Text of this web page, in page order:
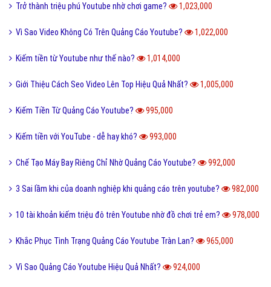
Trở thành triệu phú Youtube nhờ chơi game? 1,023,000
Vì Sao Video Không Có Trên Quảng Cáo Youtube? 1,022,000
Kiếm tiền từ Youtube như thế nào? 1,014,000
Giới Thiệu Cách Seo Video Lên Top Hiệu Quả Nhất? 1,005,000
Kiếm Tiền Từ Quảng Cáo Youtube? 995,000
Kiếm tiền với YouTube - dễ hay khó? 993,000
Chế Tạo Máy Bay Riêng Chỉ Nhờ Quảng Cáo Youtube? 992,000
3 Sai lầm khi của doanh nghiệp khi quảng cáo trên youtube? 982,000
10 tài khoản kiếm triệu đô trên Youtube nhờ đồ chơi trẻ em? 978,000
Khắc Phục Tình Trạng Quảng Cáo Youtube Tràn Lan? 965,000
Vì Sao Quảng Cáo Youtube Hiệu Quả Nhất? 924,000